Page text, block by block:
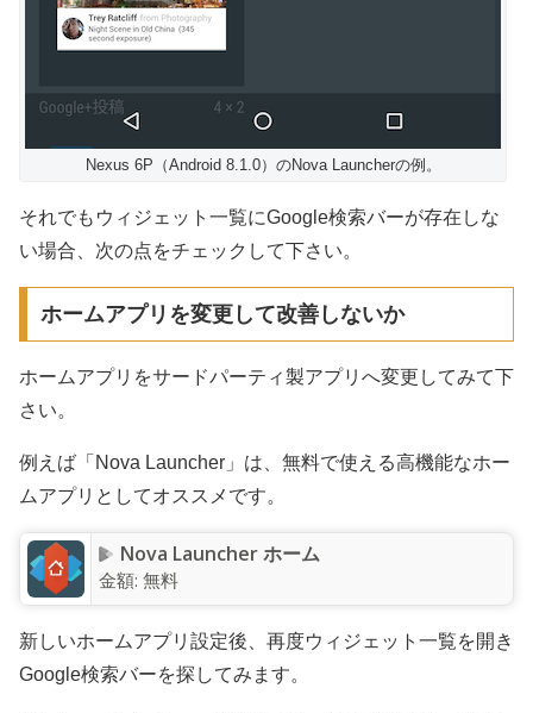
Nexus 6P（Android 8.1.0）のNova Launcherの例。
それでもウィジェット一覧にGoogle検索バーが存在しな
い場合、次の点をチェックして下さい。
ホームアプリを変更して改善しないか
ホームアプリをサードパーティ製アプリへ変更してみて下
さい。
例えば「Nova Launcher」は、無料で使える高機能なホー
ムアプリとしてオススメです。
Nova Launcher ホーム
金額: 無料
新しいホームアプリ設定後、再度ウィジェット一覧を開き
Google検索バーを探してみます。